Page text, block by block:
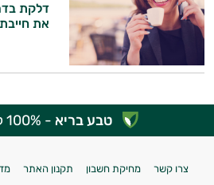
דלקת
את
טבע בריא - 100% קנייה בטוחה
צרו קשר מחיקת חשבון תקנון האתר